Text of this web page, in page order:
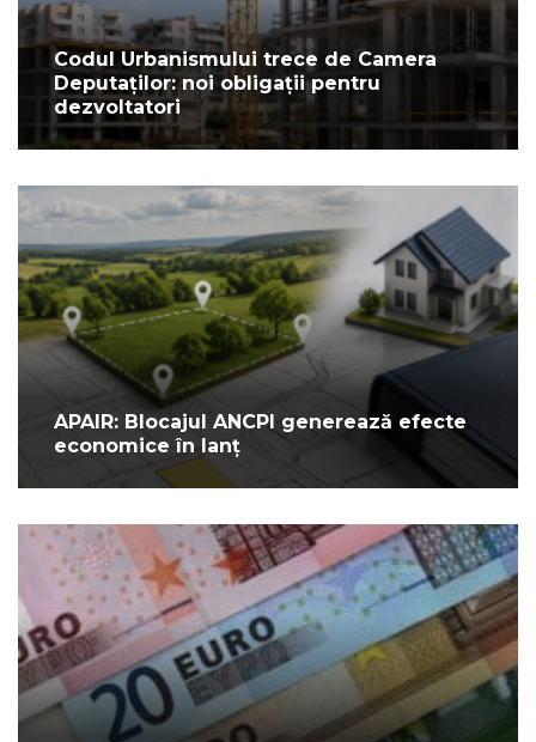
Codul Urbanismului trece de Camera
Deputaților: noi obligații pentru
dezvoltatori
APAIR: Blocajul ANCPI generează efecte
economice în lanț